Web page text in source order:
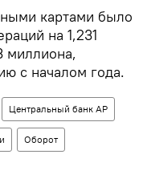
картами было
на 1,231
миллиона,
с началом года.
Центральный банк АР
Оборот